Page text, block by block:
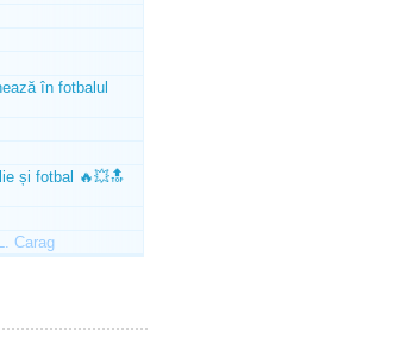
în fotbalul
și fotbal 🔥💥🔝
Carag